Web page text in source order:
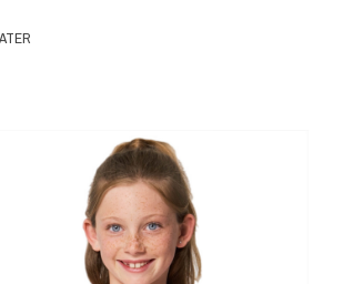
image slideshow Items